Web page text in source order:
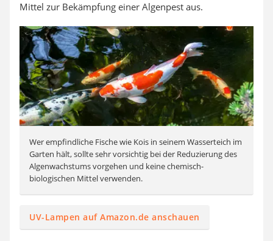
Mittel zur Bekämpfung einer Algenpest aus.
Wer empfindliche Fische wie Kois in seinem Wasserteich im
Garten hält, sollte sehr vorsichtig bei der Reduzierung des
Algenwachstums vorgehen und keine chemisch-
biologischen Mittel verwenden.
UV-Lampen auf Amazon.de anschauen